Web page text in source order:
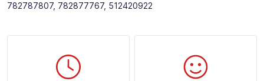
782787807, 782877767, 512420922 ​